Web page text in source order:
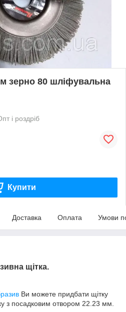
зерно 80 шліфувальна
і роздріб
Купити
Доставка Оплата Умови
щітка.
Ви можете придбати щітку
з посадковим отвором 22.23 мм.